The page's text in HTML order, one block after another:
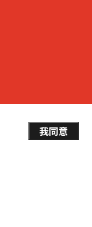
我同意